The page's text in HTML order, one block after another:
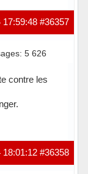
#36357
17:59:48
5 626
contre les
#36358
18:01:12